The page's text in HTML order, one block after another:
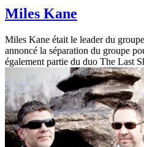
Miles Kane
Miles Kane était le leader du
annoncé la séparation du groupe
également partie du duo The Last